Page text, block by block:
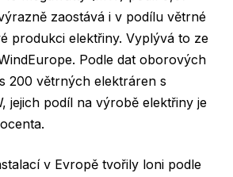
zaostává i v podílu větrné
produkci elektřiny. Vyplývá to ze
Podle dat oborových
200 větrných elektráren s
jejich podíl na výrobě elektřiny je
v Evropě tvořily loni podle